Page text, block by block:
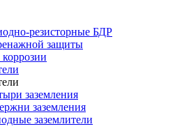
резисторные БДР
защиты
заземления
заземления
заземлители